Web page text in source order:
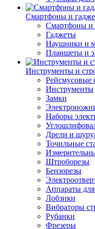
Смартфоны и
Смартфоны и
Гаджеты
Наушники и
Планшеты и
Инструменты и
Рейсмусовые
Инструменты
Замки
Наборы
Дрели и
Точильные
Штроборезы
Бензорезы
Аппараты
Лобзики
Вибраторы
Рубанки
Фрезеры